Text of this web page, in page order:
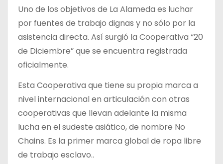
Uno de los objetivos de La Alameda es luchar
por fuentes de trabajo dignas y no sólo por la
asistencia directa. Así surgió la Cooperativa “20
de Diciembre” que se encuentra registrada
oficialmente.
Esta Cooperativa que tiene su propia marca a
nivel internacional en articulación con otras
cooperativas que llevan adelante la misma
lucha en el sudeste asiático, de nombre No
Chains. Es la primer marca global de ropa libre
de trabajo esclavo..